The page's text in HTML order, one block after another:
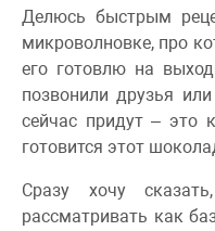
Делюсь быстрым
микроволновке, про
его готовлю на
позвонили друзья
сейчас придут – это
готовится этот
Сразу хочу
рассматривать как